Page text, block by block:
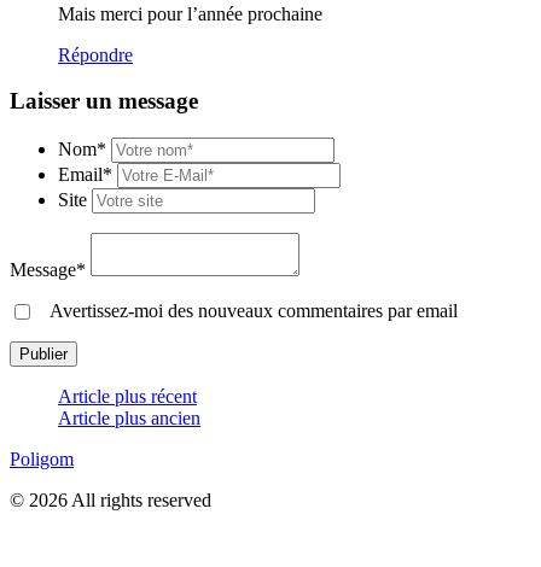
Mais merci pour l’année prochaine
Répondre
Laisser un message
Nom*
Email*
Site
Message*
Avertissez-moi des nouveaux commentaires par email
Article plus récent
Article plus ancien
Poligom
© 2026 All rights reserved